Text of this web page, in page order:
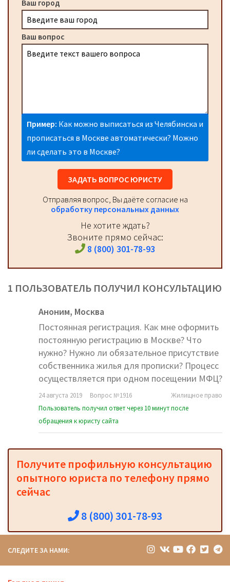
Ваш город
Ваш вопрос
Пример: Как можно выписаться из Челябинска и
прописаться в Москве автоматически? Можно
ли сделать это в Москве?
ЗАДАТЬ ВОПРОС ЮРИСТУ
Отправляя вопрос, Вы даёте согласие на
обработку персональных данных
Не хотите ждать?
Звоните прямо сейчас:
8 (800) 301-78-93
1 ПОЛЬЗОВАТЕЛЬ ПОЛУЧИЛ КОНСУЛЬТАЦИЮ
Аноним, Москва
Постоянная регистрация. Как мне оформить
постоянную регистрацию в Москве? Что
нужно? Нужно ли обязательное присутствие
собственника жилья для прописки? Процесс
осуществляется при одном посещении МФЦ?
24 августа 2019 Вопрос №1916
Жилищное право
Пользователь получил ответ через 10 минут после
обращения к юристу сайта
Получите профильную консультацию
опытного юриста по телефону прямо
сейчас
8 (800) 301-78-93
СЛЕДИТЕ ЗА НАМИ: